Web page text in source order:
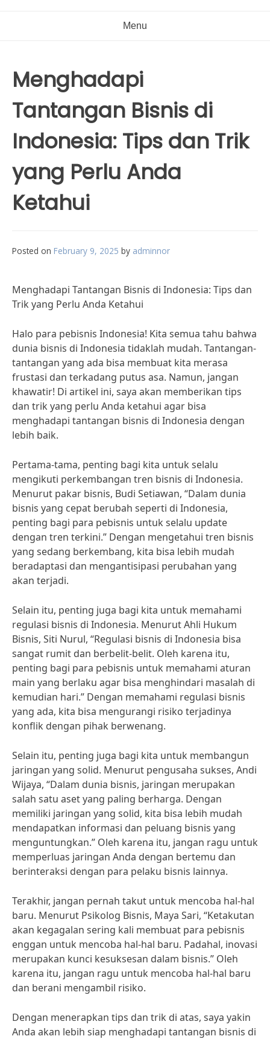
Menu
Menghadapi
Tantangan Bisnis di
Indonesia: Tips dan Trik
yang Perlu Anda
Ketahui
Posted on February 9, 2025 by adminnor
Menghadapi Tantangan Bisnis di Indonesia: Tips dan
Trik yang Perlu Anda Ketahui
Halo para pebisnis Indonesia! Kita semua tahu bahwa
dunia bisnis di Indonesia tidaklah mudah. Tantangan-
tantangan yang ada bisa membuat kita merasa
frustasi dan terkadang putus asa. Namun, jangan
khawatir! Di artikel ini, saya akan memberikan tips
dan trik yang perlu Anda ketahui agar bisa
menghadapi tantangan bisnis di Indonesia dengan
lebih baik.
Pertama-tama, penting bagi kita untuk selalu
mengikuti perkembangan tren bisnis di Indonesia.
Menurut pakar bisnis, Budi Setiawan, “Dalam dunia
bisnis yang cepat berubah seperti di Indonesia,
penting bagi para pebisnis untuk selalu update
dengan tren terkini.” Dengan mengetahui tren bisnis
yang sedang berkembang, kita bisa lebih mudah
beradaptasi dan mengantisipasi perubahan yang
akan terjadi.
Selain itu, penting juga bagi kita untuk memahami
regulasi bisnis di Indonesia. Menurut Ahli Hukum
Bisnis, Siti Nurul, “Regulasi bisnis di Indonesia bisa
sangat rumit dan berbelit-belit. Oleh karena itu,
penting bagi para pebisnis untuk memahami aturan
main yang berlaku agar bisa menghindari masalah di
kemudian hari.” Dengan memahami regulasi bisnis
yang ada, kita bisa mengurangi risiko terjadinya
konflik dengan pihak berwenang.
Selain itu, penting juga bagi kita untuk membangun
jaringan yang solid. Menurut pengusaha sukses, Andi
Wijaya, “Dalam dunia bisnis, jaringan merupakan
salah satu aset yang paling berharga. Dengan
memiliki jaringan yang solid, kita bisa lebih mudah
mendapatkan informasi dan peluang bisnis yang
menguntungkan.” Oleh karena itu, jangan ragu untuk
memperluas jaringan Anda dengan bertemu dan
berinteraksi dengan para pelaku bisnis lainnya.
Terakhir, jangan pernah takut untuk mencoba hal-hal
baru. Menurut Psikolog Bisnis, Maya Sari, “Ketakutan
akan kegagalan sering kali membuat para pebisnis
enggan untuk mencoba hal-hal baru. Padahal, inovasi
merupakan kunci kesuksesan dalam bisnis.” Oleh
karena itu, jangan ragu untuk mencoba hal-hal baru
dan berani mengambil risiko.
Dengan menerapkan tips dan trik di atas, saya yakin
Anda akan lebih siap menghadapi tantangan bisnis di